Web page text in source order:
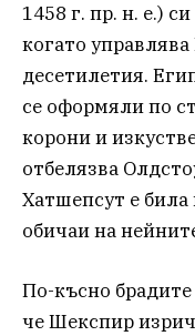
1458 г. пр. н. е.)
когато
десетилетия.
се оформяли по
корони и
отбелязва
Хатшепсут е
обичаи на
По-късно брадите
че Шекспир